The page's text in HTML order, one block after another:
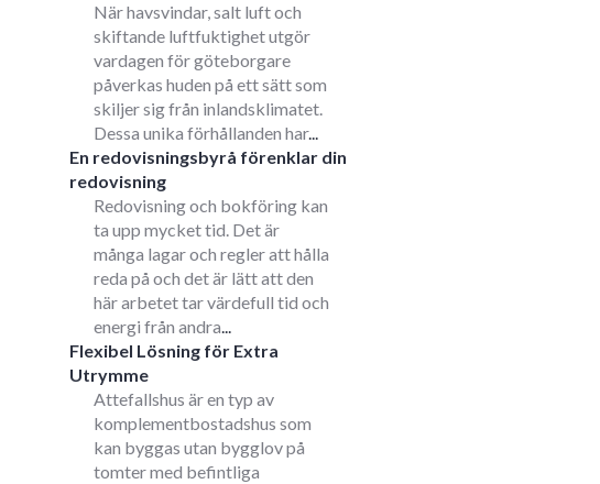
När havsvindar, salt luft och
skiftande luftfuktighet utgör
vardagen för göteborgare
påverkas huden på ett sätt som
skiljer sig från inlandsklimatet.
Dessa unika förhållanden har...
En redovisningsbyrå förenklar din
redovisning
Redovisning och bokföring kan
ta upp mycket tid. Det är
många lagar och regler att hålla
reda på och det är lätt att den
här arbetet tar värdefull tid och
energi från andra...
Flexibel Lösning för Extra
Utrymme
Attefallshus är en typ av
komplementbostadshus som
kan byggas utan bygglov på
tomter med befintliga